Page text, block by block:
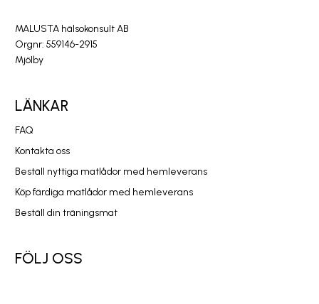
MALUSTA hälsokonsult AB
Orgnr: 559146-2915
Mjölby
LÄNKAR
FAQ
Kontakta oss
Beställ nyttiga matlådor med hemleverans
Köp färdiga matlådor med hemleverans
Beställ din träningsmat
FÖLJ OSS